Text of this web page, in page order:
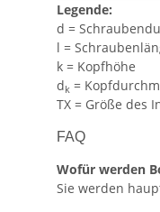
Legende:
d =
l =
k = Kopfhöhe
dk =
TX = Größe des
FAQ
Wofür werden
Sie werden